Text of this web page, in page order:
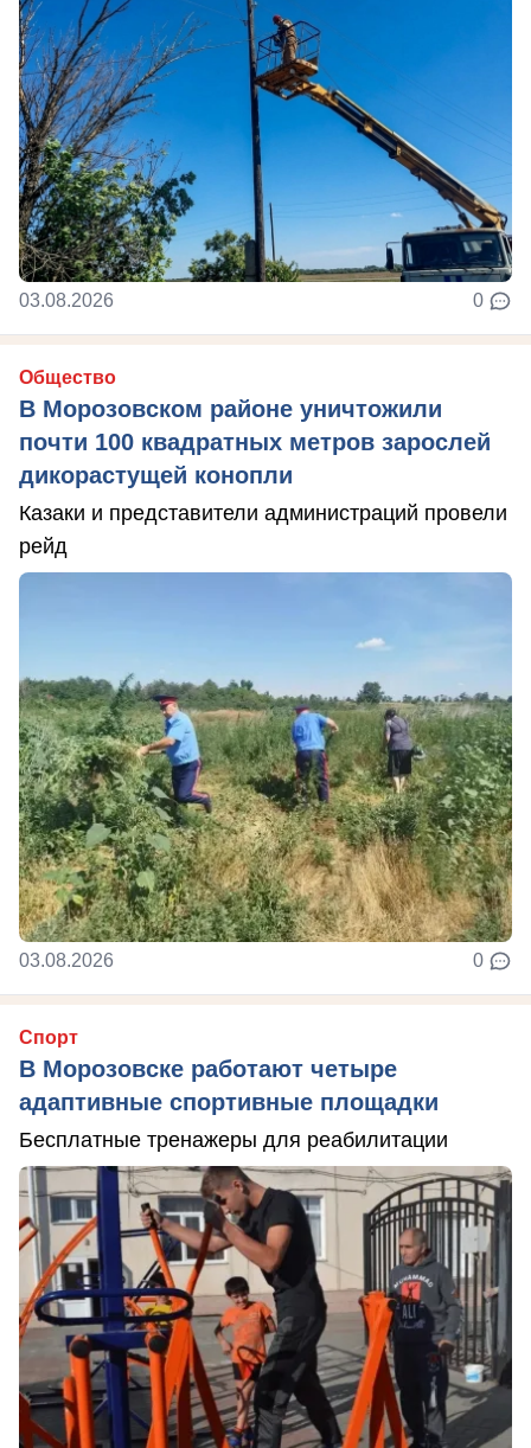
03.08.2026 0
Общество
В Морозовском районе уничтожили
почти 100 квадратных метров зарослей
дикорастущей конопли
Казаки и представители администраций провели
рейд
03.08.2026 0
Спорт
В Морозовске работают четыре
адаптивные спортивные площадки
Бесплатные тренажеры для реабилитации